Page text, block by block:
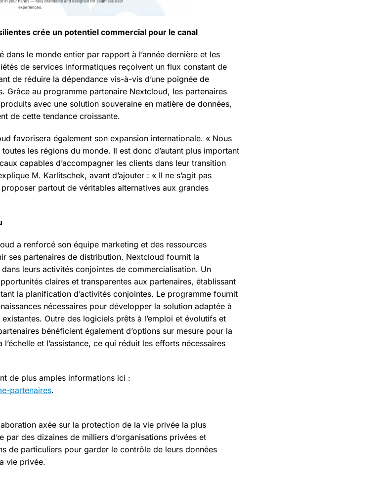
crée un potentiel commercial pour le canal
le monde entier par rapport à l’année dernière et les
de services informatiques reçoivent un flux constant de
de réduire la dépendance vis-à-vis d’une poignée de
Grâce au programme partenaire Nextcloud, les partenaires
avec une solution souveraine en matière de données,
de cette tendance croissante.
favorisera également son expansion internationale. « Nous
les régions du monde. Il est donc d’autant plus important
capables d’accompagner les clients dans leur transition
M. Karlitschek, avant d’ajouter : « Il ne s’agit pas
partout de véritables alternatives aux grandes
a renforcé son équipe marketing et des ressources
ses partenaires de distribution. Nextcloud fournit la
leurs activités conjointes de commercialisation. Un
claires et transparentes aux partenaires, établissant
la planification d’activités conjointes. Le programme fournit
nécessaires pour développer la solution adaptée à
Outre des logiciels prêts à l’emploi et évolutifs et
bénéficient également d’options sur mesure pour la
et l’assistance, ce qui réduit les efforts nécessaires
de plus amples informations ici :
partenaires.
axée sur la protection de la vie privée la plus
par des dizaines de milliers d’organisations privées et
de particuliers pour garder le contrôle de leurs données
vie privée.